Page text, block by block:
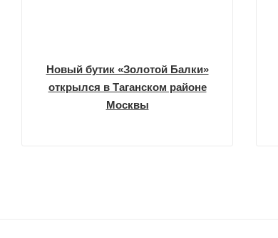
Новый бутик «Золотой Балки»
открылся в Таганском районе
Москвы